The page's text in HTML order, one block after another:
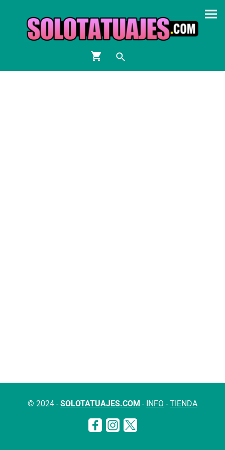
© 2024 -SOLOTATUAJES.COM - INFO -TIENDA